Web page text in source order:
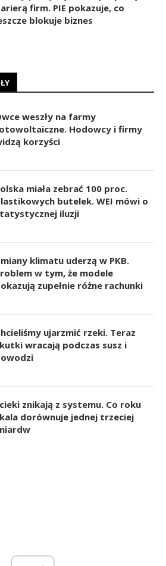
firm. PIE pokazuje, co
blokuje biznes
weszły na farmy
Hodowcy i firmy
korzyści
miała zebrać 100 proc.
butelek. WEI mówi o
iluzji
klimatu uderzą w PKB.
w tym, że modele
zupełnie różne rachunki
ujarzmić rzeki. Teraz
wracają podczas susz i
znikają z systemu. Co roku
dorównuje jednej trzeciej